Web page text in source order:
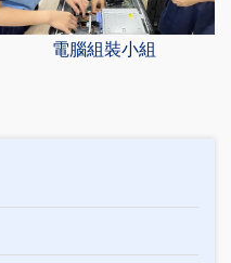
電腦組裝小組